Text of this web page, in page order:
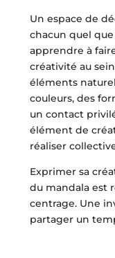
Un espace de
chacun quel que
apprendre à
créativité au
éléments
couleurs, des
un contact
élément de
réaliser
Exprimer sa
du mandala est
centrage. Une
partager un